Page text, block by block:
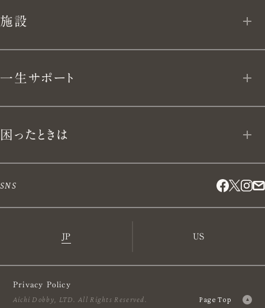
キッチンナイフ
キッチンアイテム
VERMICULAR BRAND POLICY 10
採用情報
施設
VERMICULAR NEWoMan TAKANAWA
一生サポート
リペアプログラム
困ったときは
困ったときは
SNS
JP US
Privacy Policy
Aichi Dobby, LTD. All Rights Reserved. Page Top